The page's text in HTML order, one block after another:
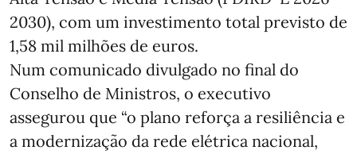
2030), com um investimento total previsto de
1,58 mil milhões de euros.
Num comunicado divulgado no final do
Conselho de Ministros, o executivo
assegurou que “o plano reforça a resiliência e
a modernização da rede elétrica nacional,